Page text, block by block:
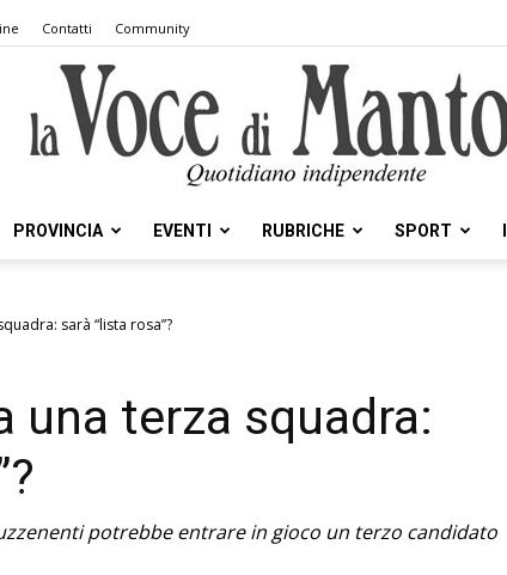
Contatti Community
Voce
PROVINCIA EVENTI RUBRICHE SPORT
sarà “lista rosa”?
una terza squadra:
potrebbe entrare in gioco un terzo candidato